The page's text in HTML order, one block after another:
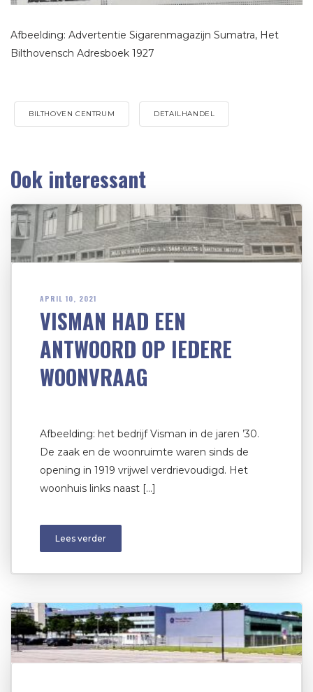
Afbeelding: Advertentie Sigarenmagazijn Sumatra, Het
Bilthovensch Adresboek 1927
BILTHOVEN CENTRUM DETAILHANDEL
Ook interessant
APRIL 10, 2021
VISMAN HAD EEN
ANTWOORD OP IEDERE
WOONVRAAG
Afbeelding: het bedrijf Visman in de jaren ’30.
De zaak en de woonruimte waren sinds de
opening in 1919 vrijwel verdrievoudigd. Het
woonhuis links naast […]
Lees verder